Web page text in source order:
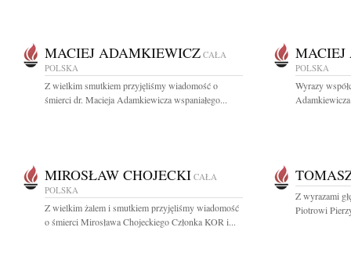
MACIEJ ADAMKIEWICZ CAŁA
POLSKA
Z wielkim smutkiem przyjęliśmy wiadomość o
śmierci dr. Macieja Adamkiewicza wspaniałego...
POLSKA
Wyrazy
MIROSŁAW CHOJECKI CAŁA
POLSKA
Z wielkim żalem i smutkiem przyjęliśmy wiadomość
o śmierci Mirosława Chojeckiego Członka KOR i...
Z wyrazami
Piotrowi